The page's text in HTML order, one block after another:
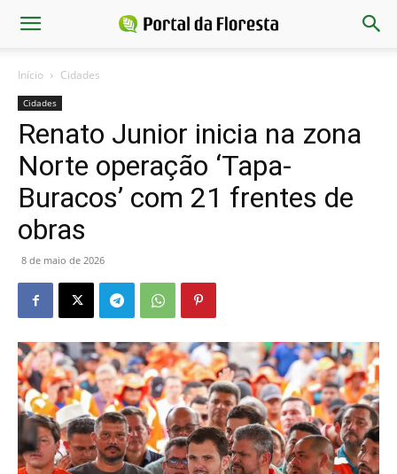
Início Cidades
Cidades
Renato Junior inicia na zona
Norte operação ‘Tapa-
Buracos’ com 21 frentes de
obras
8 de maio de 2026